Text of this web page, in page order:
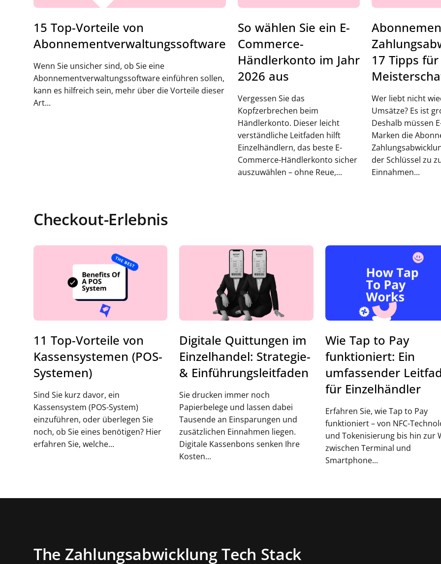
15 Top-Vorteile von
Abonnementverwaltungssoftware
Wenn Sie unsicher sind, ob Sie eine
Abonnementverwaltungssoftware einführen sollen,
kann es hilfreich sein, mehr über die Vorteile dieser
Art...
So wählen Sie ein E-
Commerce-
Händlerkonto im Jahr
2026 aus
Vergessen Sie das
Kopfzerbrechen beim
Händlerkonto. Dieser leicht
verständliche Leitfaden hilft
Einzelhändlern, das beste E-
Commerce-Händlerkonto sicher
auszuwählen – ohne Reue,...
17 Tipps
Wer liebt nicht
Umsätze? Es ist
Deshalb müssen
Marken die
der Schlüssel zu
Einnahmen...
Checkout-Erlebnis
11 Top-Vorteile von
Kassensystemen (POS-
Systemen)
Sind Sie kurz davor, ein
Kassensystem (POS-System)
einzuführen, oder überlegen Sie
noch, ob Sie eines benötigen? Hier
erfahren Sie, welche...
Digitale Quittungen im
Einzelhandel: Strategie-
& Einführungsleitfaden
Sie drucken immer noch
Papierbelege und lassen dabei
Tausende an Einsparungen und
zusätzlichen Einnahmen liegen.
Digitale Kassenbons senken Ihre
Kosten...
Wie Tap to Pay
funktioniert: Ein
umfassender
für Einzelhändler
Erfahren Sie, wie Tap to Pay
funktioniert – von NFC-
und Tokenisierung bis hin zur
zwischen Terminal und
Smartphone...
The Zahlungsabwicklung Tech Stack